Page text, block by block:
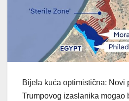
Bijela kuća optimistična: Novi
Trumpovog izaslanika mogao